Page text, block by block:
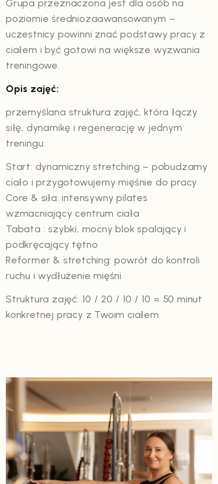
Grupa przeznaczona jest dla osób na
poziomie średniozaawansowanym –
uczestnicy powinni znać podstawy pracy z
ciałem i być gotowi na większe wyzwania
treningowe.
Opis zajęć:
przemyślana struktura zajęć, która łączy
siłę, dynamikę i regenerację w jednym
treningu:
Start: dynamiczny stretching – pobudzamy
ciało i przygotowujemy mięśnie do pracy
Core & siła: intensywny pilates
wzmacniający centrum ciała
Tabata : szybki, mocny blok spalający i
podkręcający tętno
Reformer & stretching: powrót do kontroli
ruchu i wydłużenie mięśni
Struktura zajęć: 10 / 20 / 10 / 10 = 50 minut
konkretnej pracy z Twoim ciałem